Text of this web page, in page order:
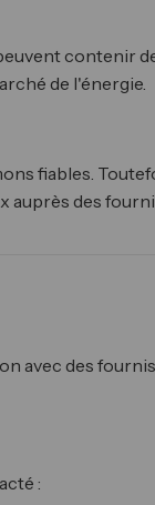
contenir
de l'énergie.
fiables.
auprès des
avec des
: